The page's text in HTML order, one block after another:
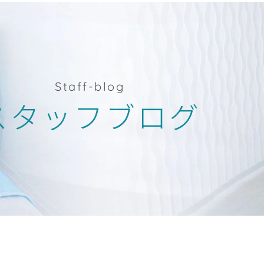
Staff-blog
タッフブログ